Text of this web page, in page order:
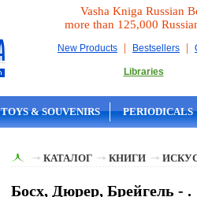
Vasha Kniga Russian
more than 125,000
New Products | Bestsellers |
Libraries
TOYS & SOUVENIRS PERIODICALS
КАТАЛОГ КНИГИ
Босх, Дюрер, Брейгель - .